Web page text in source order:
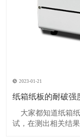
2023-01-21
纸箱纸板的耐破强
大家都知道纸箱
试，在测出相关结
解纸箱耐破强度受